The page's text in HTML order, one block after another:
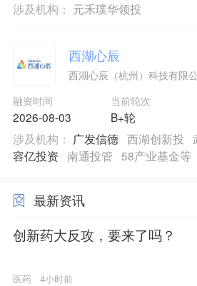
涉及机构： 元禾璞华领投
西湖心辰
西湖心辰（杭州）科技有限
融资时间
2026-08-03
当前轮次
B+轮
涉及机构： 广发信德 西湖创新投
容亿投资 南通投管 58产业基金等
最新资讯
创新药大反攻，要来了吗？
医药 4小时前